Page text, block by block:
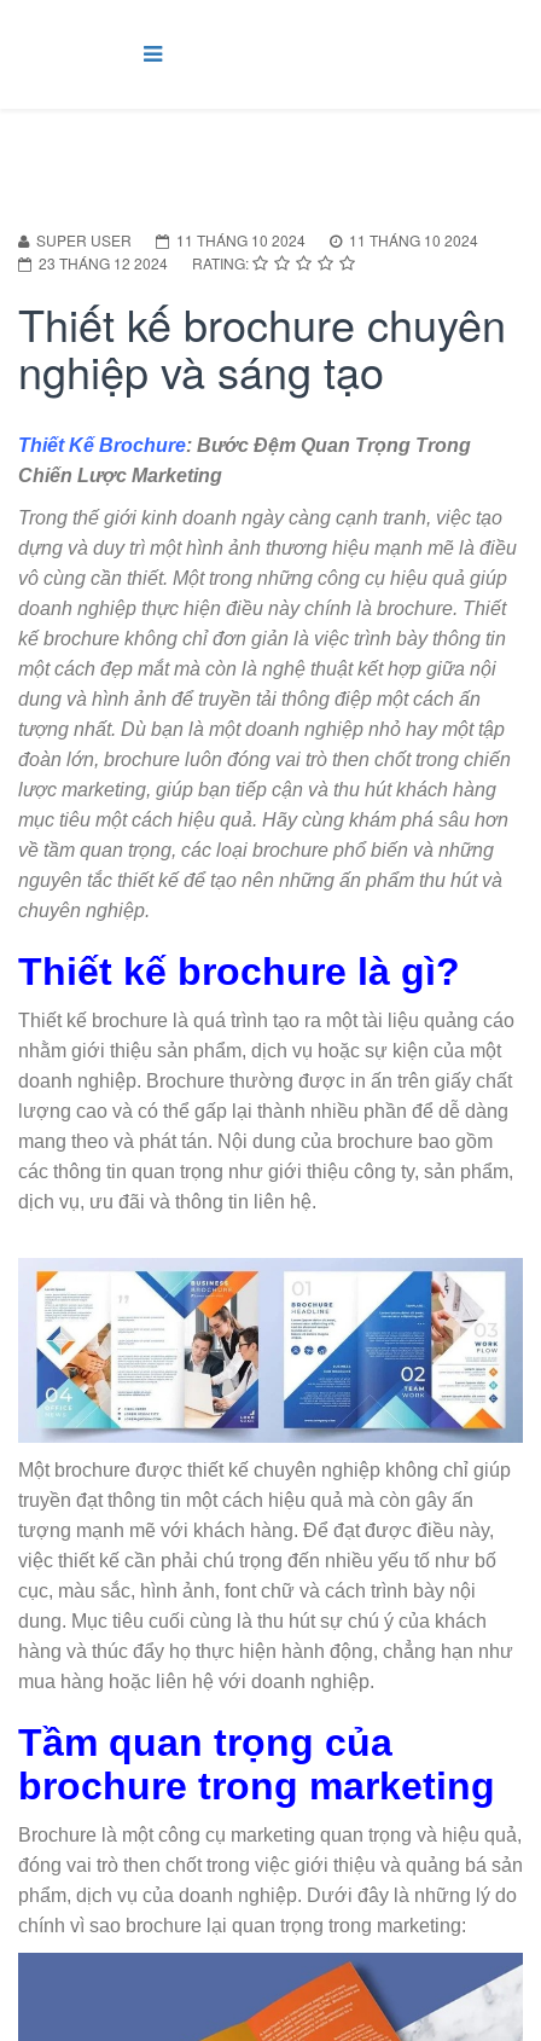
SUPER USER 11 THÁNG 10 2024
11 THÁNG 10 2024
23 THÁNG 12 2024
RATING:
Thiết kế brochure chuyên
nghiệp và sáng tạo
Thiết Kế Brochure: Bước Đệm Quan Trọng Trong
Chiến Lược Marketing
Trong thế giới kinh doanh ngày càng cạnh tranh, việc tạo
dựng và duy trì một hình ảnh thương hiệu mạnh mẽ là điều
vô cùng cần thiết. Một trong những công cụ hiệu quả giúp
doanh nghiệp thực hiện điều này chính là brochure. Thiết
kế brochure không chỉ đơn giản là việc trình bày thông tin
một cách đẹp mắt mà còn là nghệ thuật kết hợp giữa nội
dung và hình ảnh để truyền tải thông điệp một cách ấn
tượng nhất. Dù bạn là một doanh nghiệp nhỏ hay một tập
đoàn lớn, brochure luôn đóng vai trò then chốt trong chiến
lược marketing, giúp bạn tiếp cận và thu hút khách hàng
mục tiêu một cách hiệu quả. Hãy cùng khám phá sâu hơn
về tầm quan trọng, các loại brochure phổ biến và những
nguyên tắc thiết kế để tạo nên những ấn phẩm thu hút và
chuyên nghiệp.
Thiết kế brochure là gì?
Thiết kế brochure là quá trình tạo ra một tài liệu quảng cáo
nhằm giới thiệu sản phẩm, dịch vụ hoặc sự kiện của một
doanh nghiệp. Brochure thường được in ấn trên giấy chất
lượng cao và có thể gấp lại thành nhiều phần để dễ dàng
mang theo và phát tán. Nội dung của brochure bao gồm
các thông tin quan trọng như giới thiệu công ty, sản phẩm,
dịch vụ, ưu đãi và thông tin liên hệ.
Một brochure được thiết kế chuyên nghiệp không chỉ giúp
truyền đạt thông tin một cách hiệu quả mà còn gây ấn
tượng mạnh mẽ với khách hàng. Để đạt được điều này,
việc thiết kế cần phải chú trọng đến nhiều yếu tố như bố
cục, màu sắc, hình ảnh, font chữ và cách trình bày nội
dung. Mục tiêu cuối cùng là thu hút sự chú ý của khách
hàng và thúc đẩy họ thực hiện hành động, chẳng hạn như
mua hàng hoặc liên hệ với doanh nghiệp.
Tầm quan trọng của
brochure trong marketing
Brochure là một công cụ marketing quan trọng và hiệu quả,
đóng vai trò then chốt trong việc giới thiệu và quảng bá sản
phẩm, dịch vụ của doanh nghiệp. Dưới đây là những lý do
chính vì sao brochure lại quan trọng trong marketing: